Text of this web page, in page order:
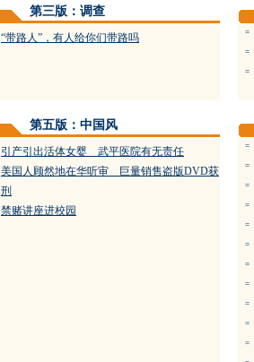
第三版：调查
“带路人”，有人给你们带路吗 =
=
=
第五版：中国风
引产引出活体女婴 武平医院有无责任
美国人顾然地在华听审 巨量销售盗版DVD获
刑
禁赌讲座进校园
=
=
=
=
=
=
=
=
=
=
=